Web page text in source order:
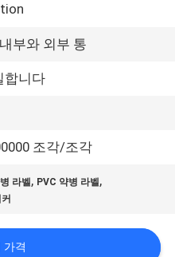
부와 외부 통
합니다
조각/조각
라벨, PVC 약병 라벨,
가격